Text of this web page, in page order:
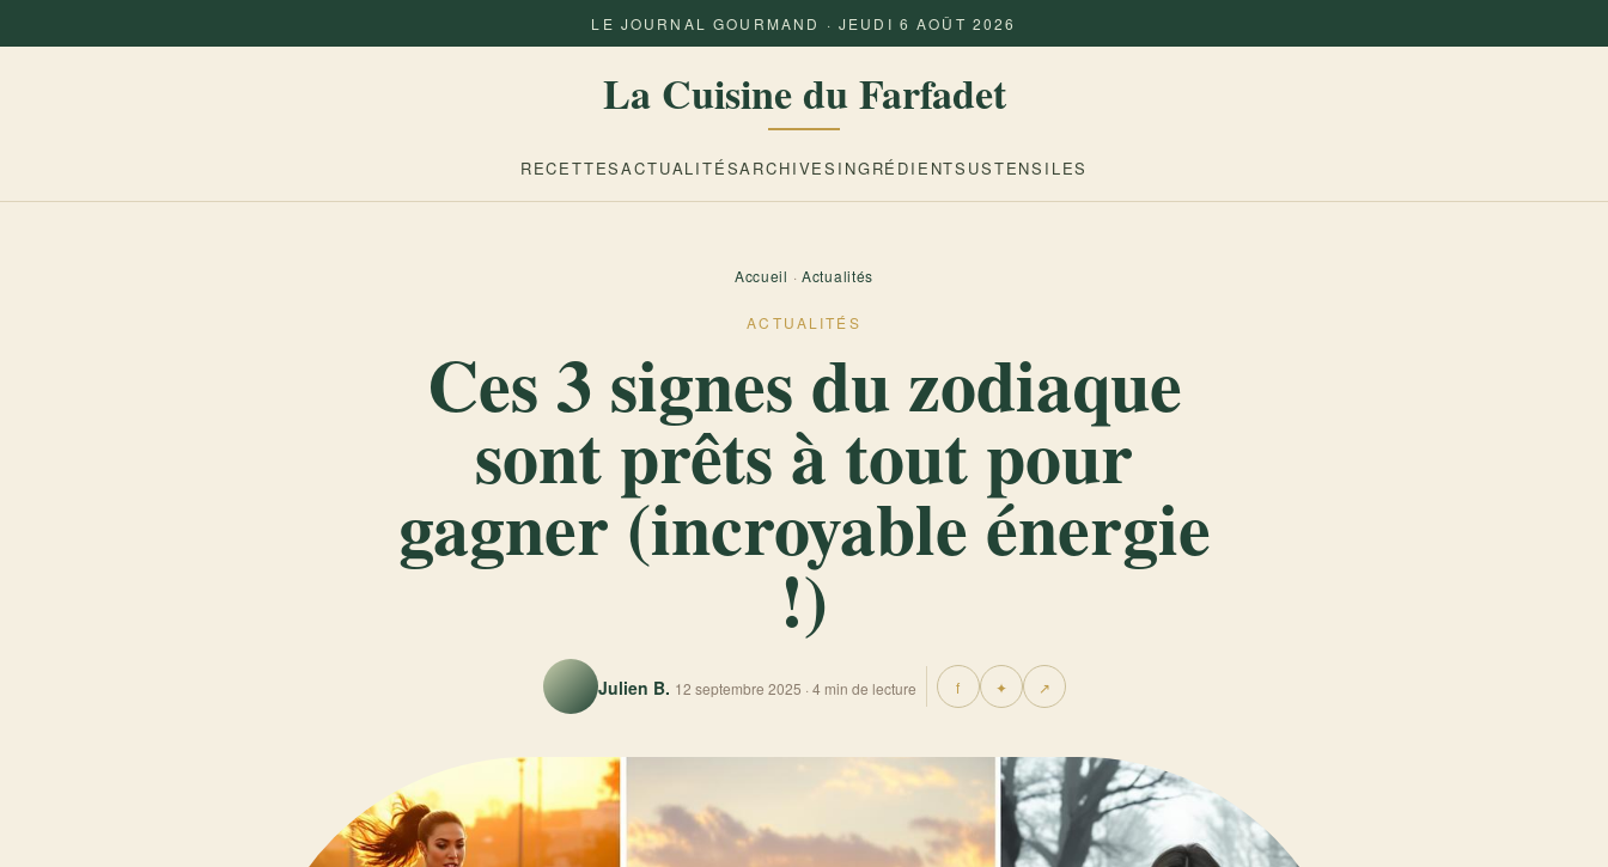
LE JOURNAL GOURMAND · JEUDI 6 AOÛT 2026
La Cuisine du Farfadet
RECETTESACTUALITÉSARCHIVES INGRÉDIENTS USTENSILES
Accueil · Actualités
ACTUALITÉS
Ces 3 signes du zodiaque
sont prêts à tout pour
gagner (incroyable énergie
!)
Julien B. 12 septembre 2025 · 4 min de lecture f ✦ ↗